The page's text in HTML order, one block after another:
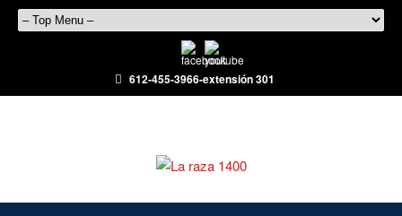
612-455-3966-extensión 301